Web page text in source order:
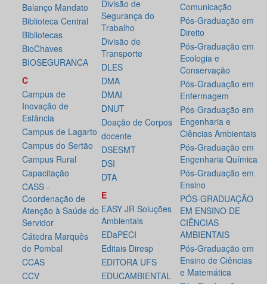
Balanço Mandato
Biblioteca Central
Bibliotecas
BioChaves
BIOSEGURANCA
C
Campus de
Inovação de
Estância
Campus de Lagarto
Campus do Sertão
Campus Rural
Capacitação
CASS -
Coordenação de
Atenção à Saúde do
Servidor
Cátedra Marquês
de Pombal
CCAS
CCV
Divisão de
Segurança do
Trabalho
Divisão de
Transporte
DLES
DMA
DMAI
DNUT
Doação de Corpos
docente
DSESMT
DSI
DTA
E
EASY JR Soluções
Ambientais
EDaPECI
Editais Diresp
EDITORA UFS
EDUCAMBIENTAL
Comunicação
Pós-Graduação em
Direito
Pós-Graduação em
Ecologia e
Conservação
Pós-Graduação em
Enfermagem
Pós-Graduação em
Engenharia e
Ciências Ambientais
Pós-Graduação em
Engenharia Química
Pós-Graduação em
Ensino
PÓS-GRADUAÇÃO
EM ENSINO DE
CIÊNCIAS
AMBIENTAIS
Pós-Graduação em
Ensino de Ciências
e Matemática